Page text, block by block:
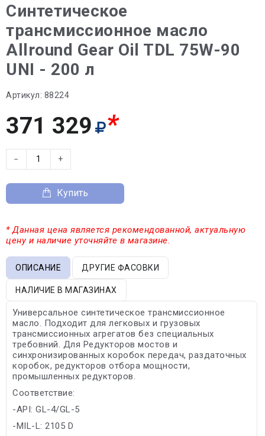
Синтетическое
трансмиссионное масло
Allround Gear Oil TDL 75W-90
UNI - 200 л
Артикул: 88224
371 329 *
− +
Купить
* Данная цена является рекомендованной, актуальную
цену и наличие уточняйте в магазине.
ОПИСАНИЕ ДРУГИЕ ФАСОВКИ
НАЛИЧИЕ В МАГАЗИНАХ
Универсальное синтетическое трансмиссионное
масло. Подходит для легковых и грузовых
трансмиссионных агрегатов без специальных
требовний. Для Редукторов мостов и
синхронизированных коробок передач, раздаточных
коробок, редукторов отбора мощности,
промышленных редукторов.
Соответствие:
-API: GL-4/GL-5
-MIL-L: 2105 D